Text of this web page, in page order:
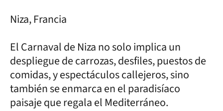
Niza, Francia
El Carnaval de Niza no solo implica un
despliegue de carrozas, desfiles, puestos de
comidas, y espectáculos callejeros, sino
también se enmarca en el paradisíaco
paisaje que regala el Mediterráneo.